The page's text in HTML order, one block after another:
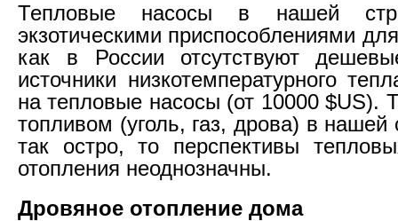
Тепловые насосы в нашей
экзотическими приспособлениями
как в России отсутствуют
источники низкотемпературного
на тепловые насосы (от 10000 $US).
топливом (уголь, газ, дрова) в нашей
так остро, то перспективы
отопления неоднозначны.
Дровяное отопление дома